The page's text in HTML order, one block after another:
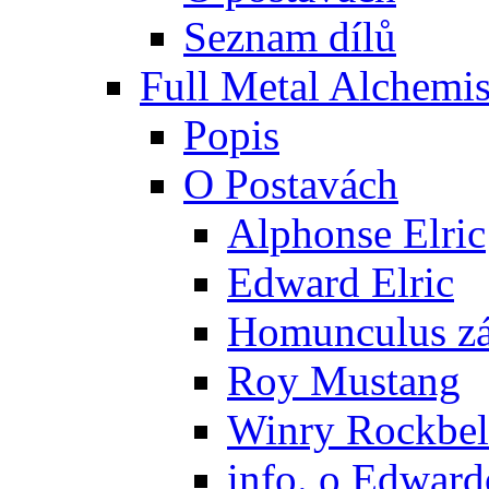
Seznam dílů
Full Metal
Popis
O Postavách
Alphonse Elric
Edward Elric
Homunculus
Roy Mustang
Winry
info. o